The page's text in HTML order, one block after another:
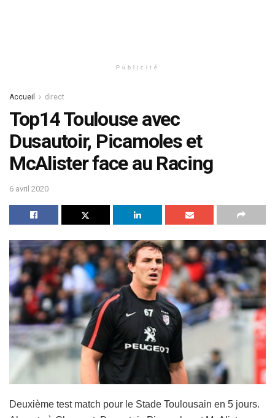
Publicité
Accueil direct
Top14 Toulouse avec
Dusautoir, Picamoles et
McAlister face au Racing
6 avril 2020
Deuxième test match pour le Stade Toulousain en 5 jours.